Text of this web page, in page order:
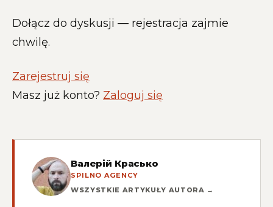
Dołącz do dyskusji — rejestracja zajmie
chwilę.
Zarejestruj się
Masz już konto? Zaloguj się
Валерій Красько
SPILNO AGENCY
WSZYSTKIE ARTYKUŁY AUTORA →